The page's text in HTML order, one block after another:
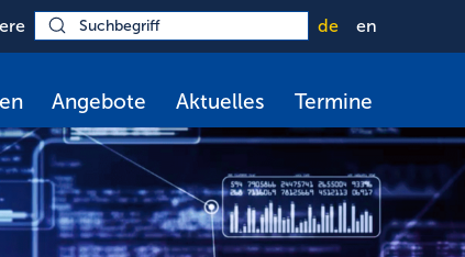
de en
Angebote Aktuelles Termine